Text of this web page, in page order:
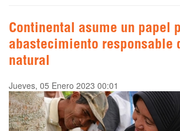
Continental asume un papel
abastecimiento responsable
natural
Jueves, 05 Enero 2023 00:01